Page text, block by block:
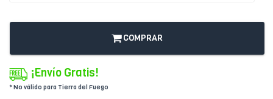
COMPRAR
¡Envío Gratis!
* No válido para Tierra del Fuego